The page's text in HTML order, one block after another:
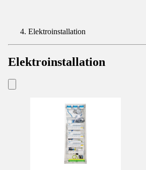
Elektroinstallation
Elektroinstallation